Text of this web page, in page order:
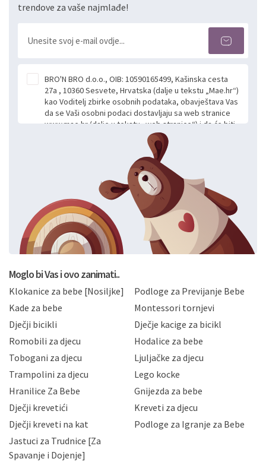
trendove za vaše najmlađe!
BRO'N BRO d.o.o., OIB: 10590165499, Kašinska cesta
27a , 10360 Sesvete, Hrvatska (dalje u tekstu „Mae.hr“)
kao Voditelj zbirke osobnih podataka, obavještava Vas
da se Vaši osobni podaci dostavljaju sa web stranice
www.mae.hr (dalje u tekstu „web stranice“) i da će biti
obrađeni. Prihvaćanjem ove Izjave smatra se da
slobodno i izričito dajete privolu za prikupljanje i daljnju
obradu Vaših osobnih podataka koje ustupate Mae.hr
putem ovih web stranica u svrhu odgovora i daljnje
komunikacije na Vaš upit poslan kroz kontakt obrazac.
Radi se o dobrovoljnom davanju podataka te ovu
Izjavu niste dužni prihvatiti odnosno niste dužni unositi
svoje osobne podatke u jednu od prijavnih
formi/obrazaca dostupnih na ovim web stranicama.
BRO'N BRO d.o.o. će s Vašim osobnim podacima
postupati sukladno Općoj uredbi o zaštiti podataka
privatnosti i kolačića koju možete pročitati ovdje i
Hrvatske, a uvijek uz primjenu odgovarajućih tehničkih i
sigurnosnih mjera zaštite osobnih podataka od
neovlaštenog pristupa, zlouporabe, otkrivanja,
gubitka ili uništenja. Mae.hr štiti privatnost svojih
korisnika i posjetitelja web stranica, čuva povjerljivost
priopćavanje osobnih podataka samo onim svojim
zaposlenicima kojima su isti potrebni radi provedbe
slučajevima koji su dozvoljeni zakonima. Napominjemo
da možete u svako doba, u potpunosti ili djelomice,
zatražiti prestanak aktivnosti obrade Vaših osobnih
podataka. Opoziv privole možete podnijeti poštom na
gore navedenu adresu ili e-mailom na adresu:
Moglo bi Vas i ovo zanimati..
Klokanice za bebe [Nosiljke]
Podloge za Previjanje Bebe
Kade za bebe
Montessori tornjevi
Dječji bicikli
Dječje kacige za bicikl
Romobili za djecu
Hodalice za bebe
Tobogani za djecu
Ljuljačke za djecu
Trampolini za djecu
Lego kocke
Hranilice Za Bebe
Gnijezda za bebe
Dječji krevetići
Kreveti za djecu
Dječji kreveti na kat
Podloge za Igranje za Bebe
Jastuci za Trudnice [Za
Spavanje i Dojenje]